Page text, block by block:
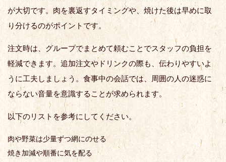
が大切です。肉を裏返すタイミングや、焼けた後は早めに取
り分けるのがポイントです。
注文時は、グループでまとめて頼むことでスタッフの負担を
軽減できます。追加注文やドリンクの際も、伝わりやすいよ
うに工夫しましょう。食事中の会話では、周囲の人の迷惑に
ならない音量を意識することが求められます。
以下のリストを参考にしてください。
肉や野菜は少量ずつ網にのせる
焼き加減や順番に気を配る